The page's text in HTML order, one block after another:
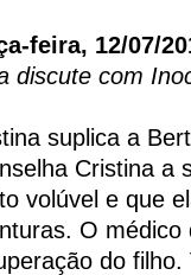
feira, 12/07/
discute com
suplica a
Cristina a
volúvel e que
O médico
do